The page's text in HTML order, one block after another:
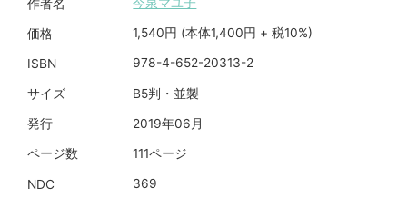
作者名 今泉マユ子
価格 1,540円 (本体1,400円 + 税10%)
ISBN 978-4-652-20313-2
サイズ B5判・並製
発行 2019年06月
ページ数 111ページ
NDC 369